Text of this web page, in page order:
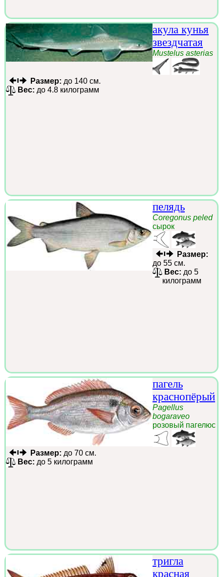
акула кунья
звездчатая
Mustelus asterias
Размер: до 140 см.
Вес: до 4.8 килограмм
пелядь
Coregonus peled
сырок
Размер:
до 55 см.
Вес: до 5
килограмм
пагель
краснопёрый
Pagellus
bogaraveo
розовый пагелюс
Размер: до 70 см.
Вес: до 5 килограмм
тригла
красная